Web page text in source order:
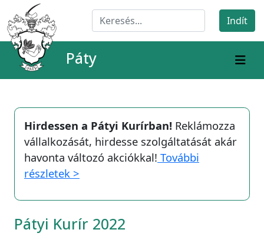
Páty
Hirdessen a Pátyi Kurírban! Reklámozza
vállalkozását, hirdesse szolgáltatását akár
havonta változó akciókkal! További
részletek >
Pátyi Kurír 2022